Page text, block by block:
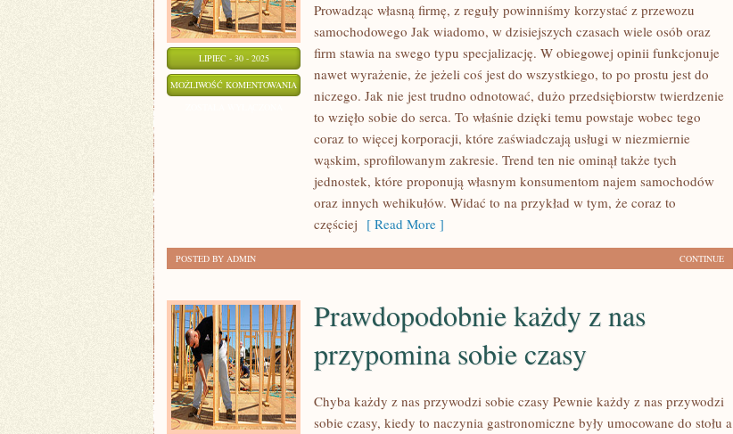
LIPIEC - 30 - 2025
MOŻLIWOŚĆ KOMENTOWANIA
PRZEDSIĘBIORSTW
Prowadząc własną firmę, z reguły powinniśmy korzystać z przewozu
samochodowego Jak wiadomo, w dzisiejszych czasach wiele osób oraz
firm stawia na swego typu specjalizację. W obiegowej opinii funkcjonuje
nawet wyrażenie, że jeżeli coś jest do wszystkiego, to po prostu jest do
niczego. Jak nie jest trudno odnotować, dużo przedsiębiorstw twierdzenie
to wzięło sobie do serca. To właśnie dzięki temu powstaje wobec tego
coraz to więcej korporacji, które zaświadczają usługi w niezmiernie
wąskim, sprofilowanym zakresie. Trend ten nie ominął także tych
jednostek, które proponują własnym konsumentom najem samochodów
oraz innych wehikułów. Widać to na przykład w tym, że coraz to
częściej [ Read More ]
CONTINUE
POSTED BY ADMIN
Prawdopodobnie każdy z nas
przypomina sobie czasy
Chyba każdy z nas przywodzi sobie czasy Pewnie każdy z nas przywodzi
sobie czasy, kiedy to naczynia gastronomiczne były umocowane do stołu a